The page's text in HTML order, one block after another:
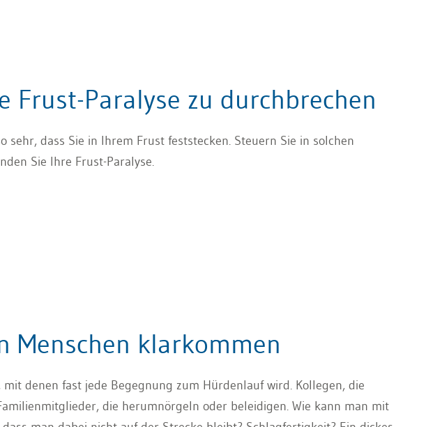
Frust-Paralyse zu durchbrechen
sehr, dass Sie in Ihrem Frust feststecken. Steuern Sie in solchen
Sie Ihre Frust-Paralyse.
Menschen klarkommen
denen fast jede Begegnung zum Hürdenlauf wird. Kollegen, die
die herumnörgeln oder beleidigen. Wie kann man mit